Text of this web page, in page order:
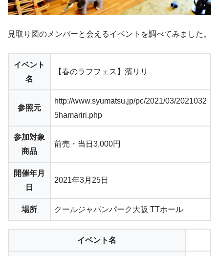
見取り図のメンバーと会えるイベントを調べてみました。
イベント
名
【春のラフフェス】濱リリ
参照元
http://www.syumatsu.jp/pc/2021/03/2021032
5hamariri.php
参加対象
商品
前売・当日3,000円
開催年月
日
2021年3月25日
場所 クールジャパンパーク大阪 TTホール
イベント名